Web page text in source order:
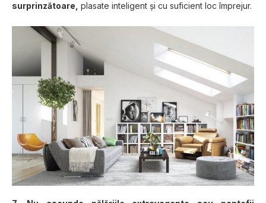
surprinzătoare, plasate inteligent şi cu suficient loc împrejur.